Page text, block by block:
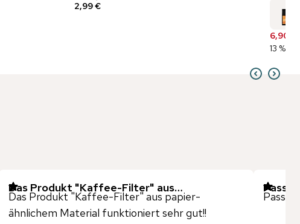
2,99 €
6,90 €
13 %
Das Produkt "Kaffee-Filter" aus…
Das Produkt "Kaffee-Filter" aus papier-
ähnlichem Material funktioniert sehr gut!!
Passt
Passt